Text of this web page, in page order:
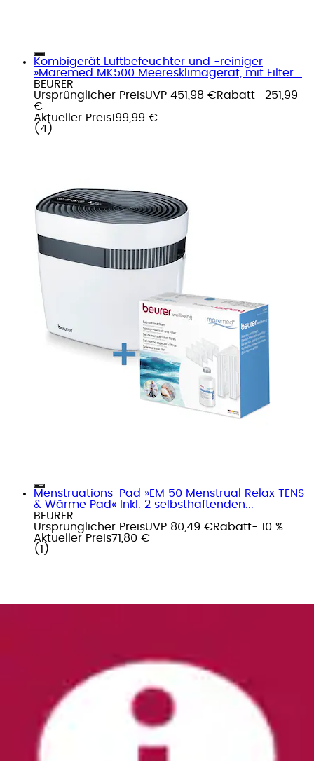
Kombigerät Luftbefeuchter und -reiniger
»Maremed MK500 Meeresklimagerät, mit Filter...
BEURER
Ursprünglicher PreisUVP 451,98 €Rabatt- 251,99
€
Aktueller Preis199,99 €
( 4 )
Menstruations-Pad »EM 50 Menstrual Relax TENS
& Wärme Pad« Inkl. 2 selbsthaftenden...
BEURER
Ursprünglicher PreisUVP 80,49 €Rabatt- 10 %
Aktueller Preis71,80 €
( 1 )